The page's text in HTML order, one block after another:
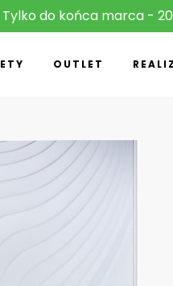
Tylko do końca marca -
OUTLET